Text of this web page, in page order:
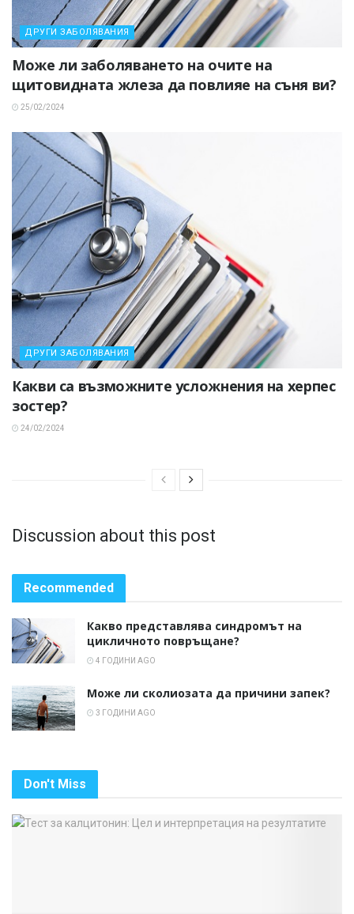
ДРУГИ ЗАБОЛЯВАНИЯ
Може ли заболяването на очите на
щитовидната жлеза да повлияе на съня ви?
25/02/2024
ДРУГИ ЗАБОЛЯВАНИЯ
Какви са възможните усложнения на херпес
зостер?
24/02/2024
Discussion about this post
Recommended
Какво представлява синдромът на
цикличното повръщане?
4 ГОДИНИ AGO
Може ли сколиозата да причини запек?
3 ГОДИНИ AGO
Don't Miss